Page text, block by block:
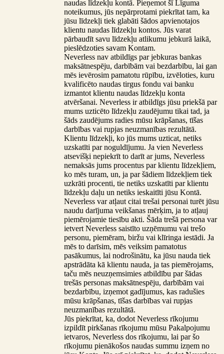
naudas līdzekļu kontā. Pieņemot šī Līguma
noteikumus, jūs nepārprotami piekrītat tam, ka
jūsu līdzekļi tiek glabāti šādos apvienotajos
klientu naudas līdzekļu kontos. Jūs varat
pārbaudīt savu līdzekļu atlikumu jebkurā laikā,
pieslēdzoties savam Kontam.
Neverless nav atbildīgs par jebkuras bankas
maksātnespēju, darbībām vai bezdarbību, lai gan
mēs ievērosim pamatotu rūpību, izvēloties, kuru
kvalificēto naudas tirgus fondu vai banku
izmantot klientu naudas līdzekļu konta
atvēršanai. Neverless ir atbildīgs jūsu priekšā par
mums uzticēto līdzekļu zaudējumu tikai tad, ja
šāds zaudējums radies mūsu krāpšanas, tīšas
darbības vai rupjas neuzmanības rezultātā.
Klientu līdzekļi, ko jūs mums uzticat, netiks
uzskatīti par noguldījumu. Ja vien Neverless
atsevišķi nepiekrīt to darīt ar jums, Neverless
nemaksās jums procentus par klientu līdzekļiem,
ko mēs turam, un, ja par šādiem līdzekļiem tiek
uzkrāti procenti, tie netiks uzskatīti par klientu
līdzekļu daļu un netiks ieskaitīti jūsu Kontā.
Neverless var atļaut citai trešai personai turēt jūsu
naudu darījuma veikšanas mērķim, ja to atļauj
piemērojamie tiesību akti. Šāda trešā persona var
ietvert Neverless saistīto uzņēmumu vai trešo
personu, piemēram, biržu vai klīringa iestādi. Ja
mēs to darīsim, mēs veiksim pamatotus
pasākumus, lai nodrošinātu, ka jūsu nauda tiek
apstrādāta kā klientu nauda, ja tas piemērojams,
taču mēs neuzņemsimies atbildību par šādas
trešās personas maksātnespēju, darbībām vai
bezdarbību, izņemot gadījumus, kas radušies
mūsu krāpšanas, tīšas darbības vai rupjas
neuzmanības rezultātā.
Jūs piekrītat, ka, dodot Neverless rīkojumu
izpildīt pirkšanas rīkojumu mūsu Pakalpojumu
ietvaros, Neverless dos rīkojumu, lai par šo
rīkojumu pienākošos naudas summu izņem no